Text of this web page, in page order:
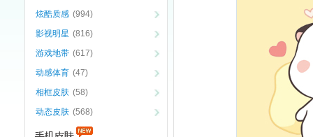
炫酷质感 (994)
影视明星 (816)
游戏地带 (617)
动感体育 (47)
相框皮肤 (58)
动态皮肤 (568)